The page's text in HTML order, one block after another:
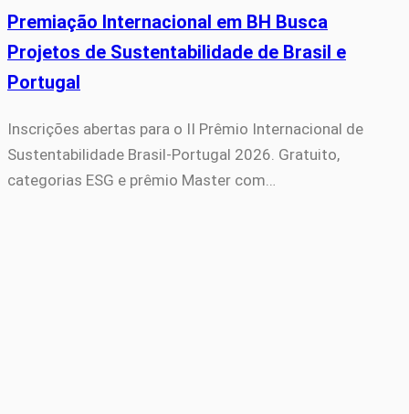
Premiação Internacional em BH Busca
Projetos de Sustentabilidade de Brasil e
Portugal
Inscrições abertas para o II Prêmio Internacional de
Sustentabilidade Brasil-Portugal 2026. Gratuito,
categorias ESG e prêmio Master com…